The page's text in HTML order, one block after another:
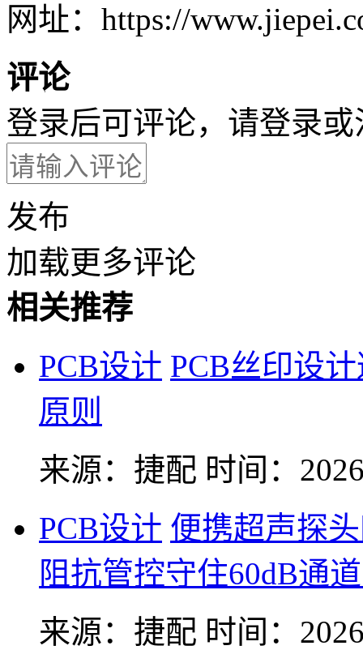
网址：https://
评论
登录后可评论，请登录或
发布
加载更多评论
相关推荐
PCB设计 PCB丝印设
原则
来源：捷配 时间：
PCB设计 便携超声探
阻抗管控守住60dB通
来源：捷配 时间：